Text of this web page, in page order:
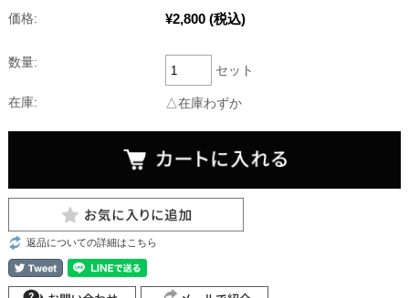
価格: ¥2,800 (税込)
数量:
セット
在庫: △在庫わずか
返品についての詳細はこちら